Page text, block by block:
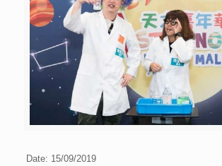
Date: 15/09/2019